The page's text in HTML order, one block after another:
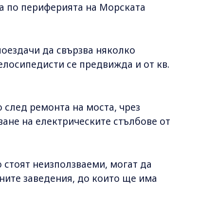
по периферията на Морската
да свързва няколко
се предвижда и от кв.
след ремонта на моста, чрез
на електрическите стълбове от
неизползваеми, могат да
заведения, до които ще има